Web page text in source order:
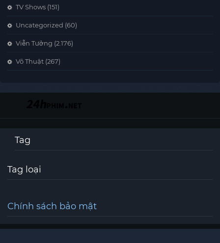
TV Shows (151)
Uncategorized (60)
Viễn Tưởng (2.176)
Võ Thuật (267)
Tag
Tag loại
Chính sách bảo mật